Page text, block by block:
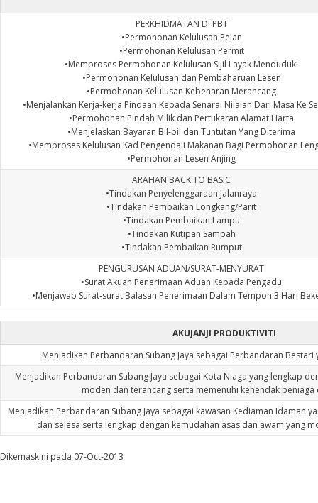
PERKHIDMATAN DI PBT
•Permohonan Kelulusan Pelan
•Permohonan Kelulusan Permit
•Memproses Permohonan Kelulusan Sijil Layak Menduduki
•Permohonan Kelulusan dan Pembaharuan Lesen
•Permohonan Kelulusan Kebenaran Merancang
•Menjalankan Kerja-kerja Pindaan Kepada Senarai Nilaian Dari Masa Ke
•Permohonan Pindah Milik dan Pertukaran Alamat Harta
•Menjelaskan Bayaran Bil-bil dan Tuntutan Yang Diterima
•Memproses Kelulusan Kad Pengendali Makanan Bagi Permohonan
•Permohonan Lesen Anjing
ARAHAN BACK TO BASIC
•Tindakan Penyelenggaraan Jalanraya
•Tindakan Pembaikan Longkang/Parit
•Tindakan Pembaikan Lampu
•Tindakan Kutipan Sampah
•Tindakan Pembaikan Rumput
PENGURUSAN ADUAN/SURAT-MENYURAT
•Surat Akuan Penerimaan Aduan Kepada Pengadu
•Menjawab Surat-surat Balasan Penerimaan Dalam Tempoh 3 Hari
AKUJANJI PRODUKTIVITI
Menjadikan Perbandaran Subang Jaya sebagai Perbandaran
Menjadikan Perbandaran Subang Jaya sebagai Kota Niaga yang lengkap
moden dan terancang serta memenuhi kehendak
Menjadikan Perbandaran Subang Jaya sebagai kawasan Kediaman Idaman
dan selesa serta lengkap dengan kemudahan asas dan awam yang
Dikemaskini pada 07-Oct-2013